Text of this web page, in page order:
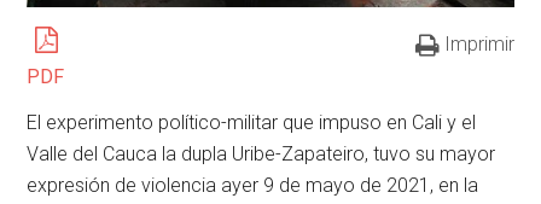
PDF
Imprimir
El experimento político-militar que impuso en Cali y el
Valle del Cauca la dupla Uribe-Zapateiro, tuvo su mayor
expresión de violencia ayer 9 de mayo de 2021, en la